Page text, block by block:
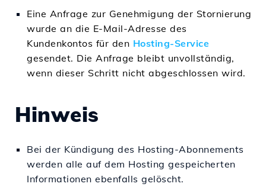
Eine Anfrage zur Genehmigung der Stornierung
wurde an die E-Mail-Adresse des
Kundenkontos für den Hosting-Service
gesendet. Die Anfrage bleibt unvollständig,
wenn dieser Schritt nicht abgeschlossen wird.
Hinweis
Bei der Kündigung des Hosting-Abonnements
werden alle auf dem Hosting gespeicherten
Informationen ebenfalls gelöscht.